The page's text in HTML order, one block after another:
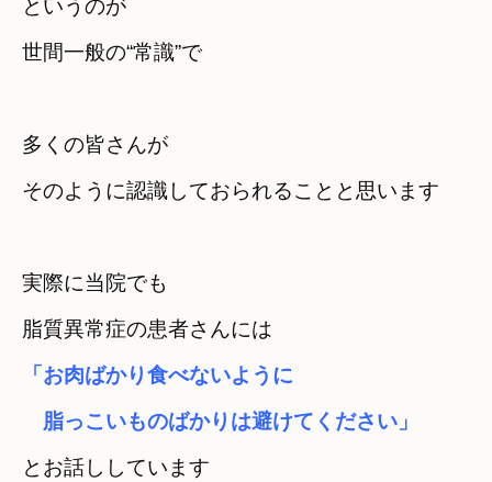
というのが
多くの皆さんが
そのように認識しておられることと思います
実際に当院でも
脂質異常症の患者さんには
「お肉ばかり食べないように
脂っこいものばかりは避けてください」
とお話ししています